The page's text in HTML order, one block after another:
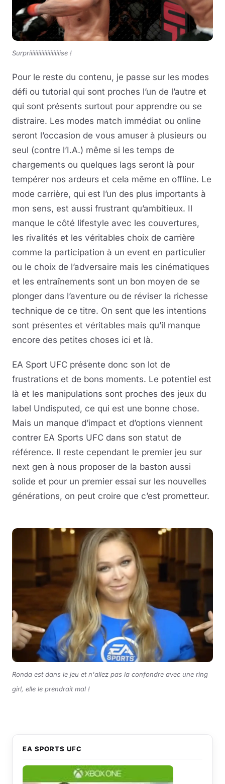
Surpriiiiiiiiiiiiiiiiiiiiise !
Pour le reste du contenu, je passe sur les modes
défi ou tutorial qui sont proches l’un de l’autre et
qui sont présents surtout pour apprendre ou se
distraire. Les modes match immédiat ou online
seront l’occasion de vous amuser à plusieurs ou
seul (contre l’I.A.) même si les temps de
chargements ou quelques lags seront là pour
tempérer nos ardeurs et cela même en offline. Le
mode carrière, qui est l’un des plus importants à
mon sens, est aussi frustrant qu’ambitieux. Il
manque le côté lifestyle avec les couvertures,
les rivalités et les véritables choix de carrière
comme la participation à un event en particulier
ou le choix de l’adversaire mais les cinématiques
et les entraînements sont un bon moyen de se
plonger dans l’aventure ou de réviser la richesse
technique de ce titre. On sent que les intentions
sont présentes et véritables mais qu’il manque
encore des petites choses ici et là.
EA Sport UFC présente donc son lot de
frustrations et de bons moments. Le potentiel est
là et les manipulations sont proches des jeux du
label Undisputed, ce qui est une bonne chose.
Mais un manque d’impact et d’options viennent
contrer EA Sports UFC dans son statut de
référence. Il reste cependant le premier jeu sur
next gen à nous proposer de la baston aussi
solide et pour un premier essai sur les nouvelles
générations, on peut croire que c’est prometteur.
Ronda est dans le jeu et n'allez pas la confondre avec une ring
girl, elle le prendrait mal !
EA SPORTS UFC